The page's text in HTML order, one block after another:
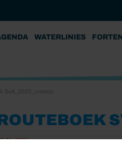
WATERLINIES
04-2021